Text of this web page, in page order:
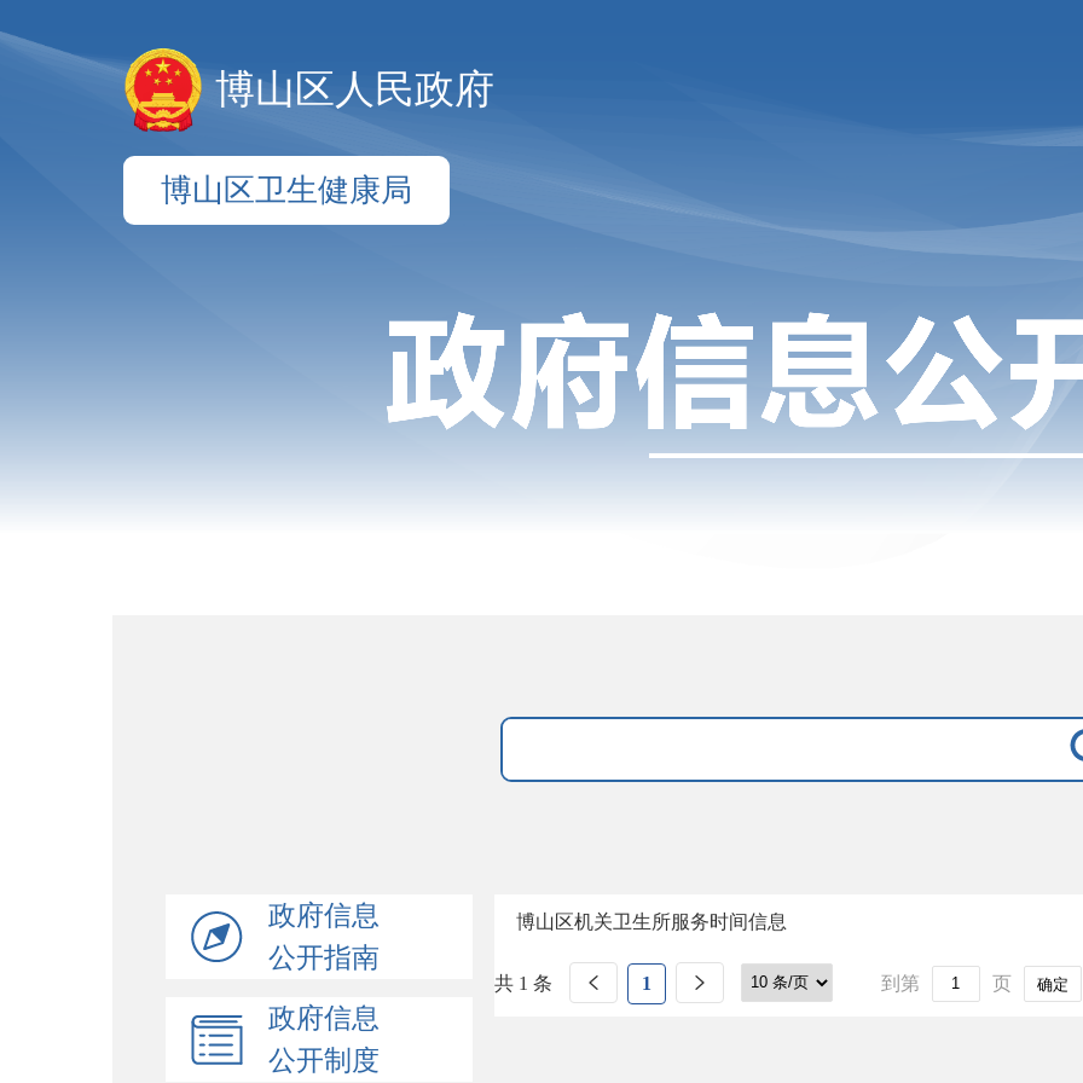
博山区人民政府
博山区卫生健康局
政府信息
公开指南
政府信息
公开制度
博山区机关卫生所服务时间信息
共 1 条 1 到第 页 确定